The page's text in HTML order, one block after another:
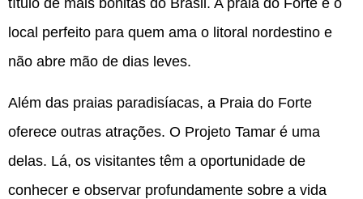
título de mais bonitas do Brasil. A praia do Forte é o
local perfeito para quem ama o litoral nordestino e
não abre mão de dias leves.
Além das praias paradisíacas, a Praia do Forte
oferece outras atrações. O Projeto Tamar é uma
delas. Lá, os visitantes têm a oportunidade de
conhecer e observar profundamente sobre a vida